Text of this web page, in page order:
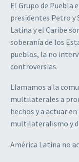
El Grupo de Puebla
presidentes Petro y
Latina y el Caribe
soberanía de los
pueblos, la no
controversias.
Llamamos a la
multilaterales a
hechos y a actuar
multilateralismo y
América Latina no